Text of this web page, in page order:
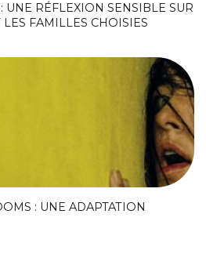
RÉFLEXION SENSIBLE SUR
FAMILLES CHOISIES
: UNE ADAPTATION